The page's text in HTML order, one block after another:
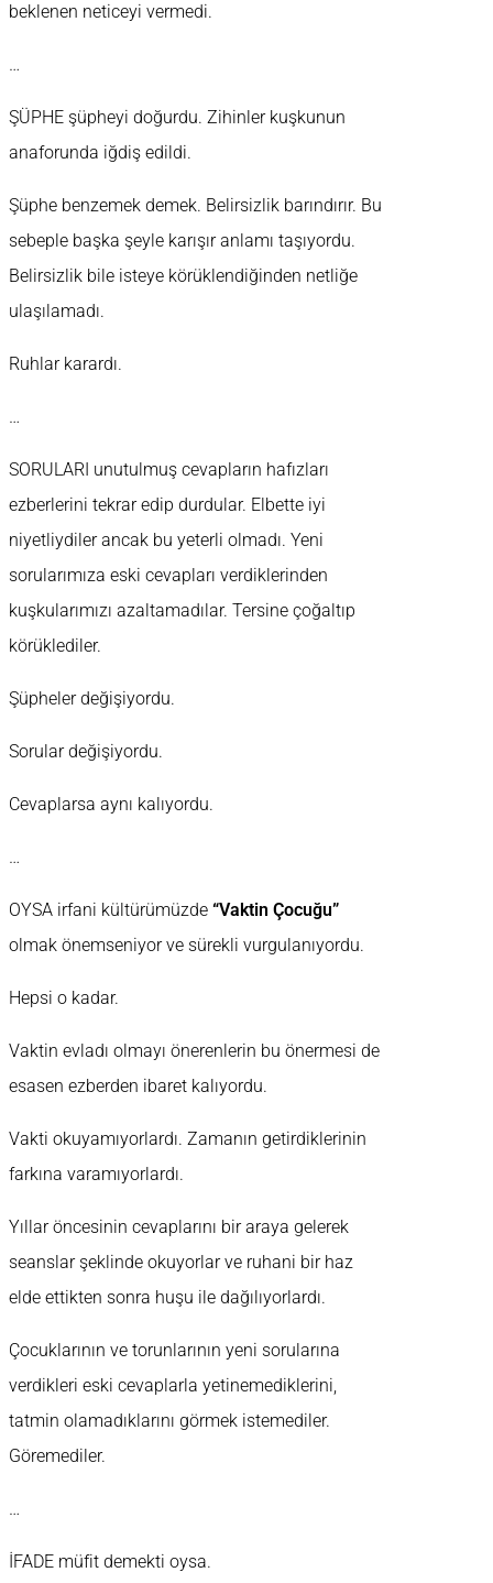
beklenen neticeyi vermedi.
…
ŞÜPHE şüpheyi doğurdu. Zihinler kuşkunun
anaforunda iğdiş edildi.
Şüphe benzemek demek. Belirsizlik barındırır. Bu
sebeple başka şeyle karışır anlamı taşıyordu.
Belirsizlik bile isteye körüklendiğinden netliğe
ulaşılamadı.
Ruhlar karardı.
…
SORULARI unutulmuş cevapların hafızları
ezberlerini tekrar edip durdular. Elbette iyi
niyetliydiler ancak bu yeterli olmadı. Yeni
sorularımıza eski cevapları verdiklerinden
kuşkularımızı azaltamadılar. Tersine çoğaltıp
körüklediler.
Şüpheler değişiyordu.
Sorular değişiyordu.
Cevaplarsa aynı kalıyordu.
…
OYSA irfani kültürümüzde “Vaktin Çocuğu”
olmak önemseniyor ve sürekli vurgulanıyordu.
Hepsi o kadar.
Vaktin evladı olmayı önerenlerin bu önermesi de
esasen ezberden ibaret kalıyordu.
Vakti okuyamıyorlardı. Zamanın getirdiklerinin
farkına varamıyorlardı.
Yıllar öncesinin cevaplarını bir araya gelerek
seanslar şeklinde okuyorlar ve ruhani bir haz
elde ettikten sonra huşu ile dağılıyorlardı.
Çocuklarının ve torunlarının yeni sorularına
verdikleri eski cevaplarla yetinemediklerini,
tatmin olamadıklarını görmek istemediler.
Göremediler.
…
İFADE müfit demekti oysa.